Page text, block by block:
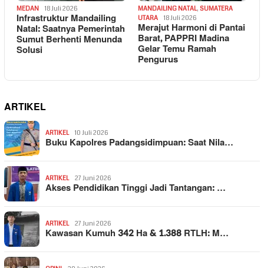
MEDAN 18 Juli 2026
Infrastruktur Mandailing
Natal: Saatnya Pemerintah
Sumut Berhenti Menunda
Solusi
MANDAILING NATAL, SUMATERA
UTARA
18 Juli 2026
Merajut Harmoni di Pantai
Barat, PAPPRI Madina
Gelar Temu Ramah
Pengurus
ARTIKEL
ARTIKEL 10 Juli 2026
Buku Kapolres Padangsidimpuan: Saat Nila…
ARTIKEL 27 Juni 2026
Akses Pendidikan Tinggi Jadi Tantangan: …
ARTIKEL 27 Juni 2026
Kawasan Kumuh 342 Ha & 1.388 RTLH: M…